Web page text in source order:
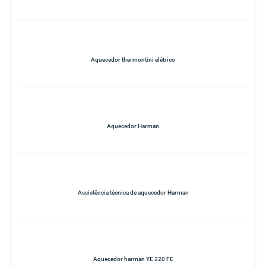
Aquecedor thermontini elétrico
Aquecedor Harman
Assistência técnica de aquecedor Harman
Aquecedor harman YE 220 FE